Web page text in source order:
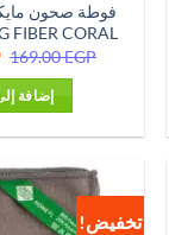
فوطة صحون
FIBER CORAL
169.00EGP
إضافة
تخفيض!